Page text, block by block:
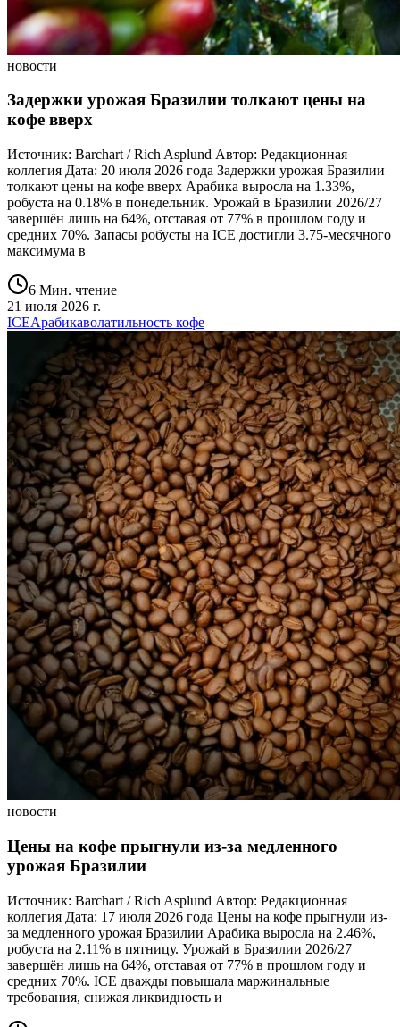
новости
Задержки урожая Бразилии толкают цены на
кофе вверх
Источник: Barchart / Rich Asplund Автор: Редакционная
коллегия Дата: 20 июля 2026 года Задержки урожая Бразилии
толкают цены на кофе вверх Арабика выросла на 1.33%,
робуста на 0.18% в понедельник. Урожай в Бразилии 2026/27
завершён лишь на 64%, отставая от 77% в прошлом году и
средних 70%. Запасы робусты на ICE достигли 3.75-месячного
максимума в
6 Мин. чтение
21 июля 2026 г.
ICEАрабикаволатильность кофе
новости
Цены на кофе прыгнули из-за медленного
урожая Бразилии
Источник: Barchart / Rich Asplund Автор: Редакционная
коллегия Дата: 17 июля 2026 года Цены на кофе прыгнули из-
за медленного урожая Бразилии Арабика выросла на 2.46%,
робуста на 2.11% в пятницу. Урожай в Бразилии 2026/27
завершён лишь на 64%, отставая от 77% в прошлом году и
средних 70%. ICE дважды повышала маржинальные
требования, снижая ликвидность и